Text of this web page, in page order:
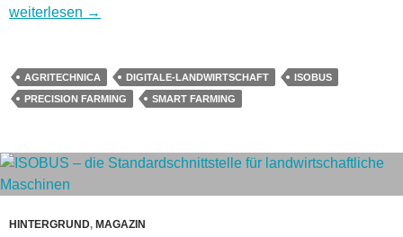
Landwirtschaftliche Isobus-Geräte mit dem Tablet steuern
weiterlesen →
AGRITECHNICA DIGITALE-LANDWIRTSCHAFT
ISOBUS
PRECISION FARMING
SMART FARMING
HINTERGRUND, MAGAZIN